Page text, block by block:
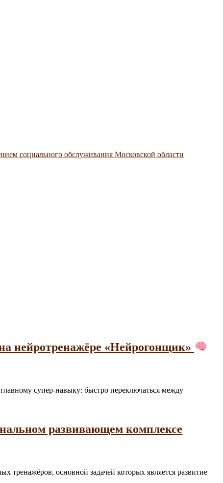
социального обслуживания Московской области
нейротренажёре «Нейрогонщик»
супер-навыку: быстро переключаться между
развивающем комплексе
тренажёров, основной задачей которых является развитие